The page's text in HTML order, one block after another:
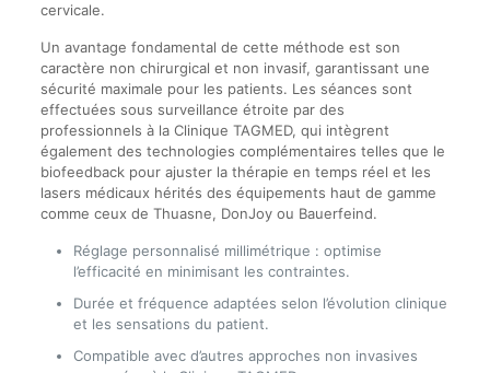
cervicale.
Un avantage fondamental de cette méthode est son
caractère non chirurgical et non invasif, garantissant une
sécurité maximale pour les patients. Les séances sont
effectuées sous surveillance étroite par des
professionnels à la Clinique TAGMED, qui intègrent
également des technologies complémentaires telles que le
biofeedback pour ajuster la thérapie en temps réel et les
lasers médicaux hérités des équipements haut de gamme
comme ceux de Thuasne, DonJoy ou Bauerfeind.
Réglage personnalisé millimétrique : optimise
l’efficacité en minimisant les contraintes.
Durée et fréquence adaptées selon l’évolution clinique
et les sensations du patient.
Compatible avec d’autres approches non invasives